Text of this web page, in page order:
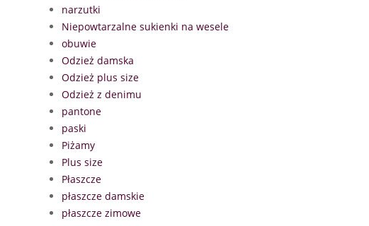
narzutki
Niepowtarzalne sukienki na wesele
obuwie
Odzież damska
Odzież plus size
Odzież z denimu
pantone
paski
Piżamy
Plus size
Płaszcze
płaszcze damskie
płaszcze zimowe